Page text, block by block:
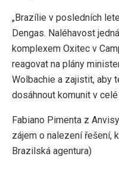
„Brazílie v posledních
Dengas. Naléhavost
komplexem Oxitec v
reagovat na plány
Wolbachie a zajistit, aby
dosáhnout komunit v
Fabiano Pimenta z
zájem o nalezení řešení,
Brazilská agentura)